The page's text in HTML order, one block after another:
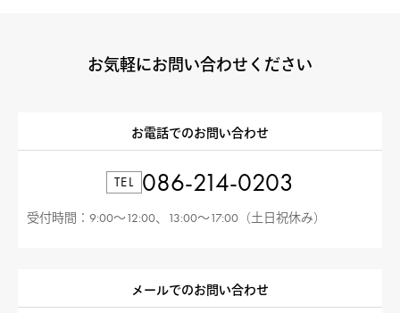
お気軽にお問い合わせください
お電話でのお問い合わせ
TEL 086-214-0203
受付時間：9:00〜12:00、13:00〜17:00（土日祝休み）
メールでのお問い合わせ